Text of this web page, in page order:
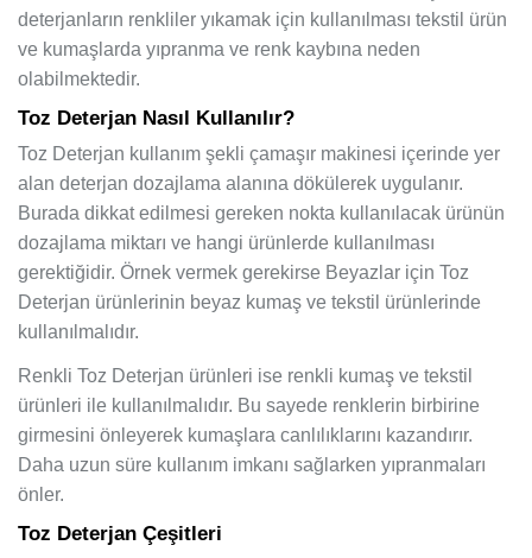
deterjanların renkliler yıkamak için kullanılması tekstil ürün
ve kumaşlarda yıpranma ve renk kaybına neden
olabilmektedir.
Toz Deterjan Nasıl Kullanılır?
Toz Deterjan kullanım şekli çamaşır makinesi içerinde yer
alan deterjan dozajlama alanına dökülerek uygulanır.
Burada dikkat edilmesi gereken nokta kullanılacak ürünün
dozajlama miktarı ve hangi ürünlerde kullanılması
gerektiğidir. Örnek vermek gerekirse Beyazlar için Toz
Deterjan ürünlerinin beyaz kumaş ve tekstil ürünlerinde
kullanılmalıdır.
Renkli Toz Deterjan ürünleri ise renkli kumaş ve tekstil
ürünleri ile kullanılmalıdır. Bu sayede renklerin birbirine
girmesini önleyerek kumaşlara canlılıklarını kazandırır.
Daha uzun süre kullanım imkanı sağlarken yıpranmaları
önler.
Toz Deterjan Çeşitleri